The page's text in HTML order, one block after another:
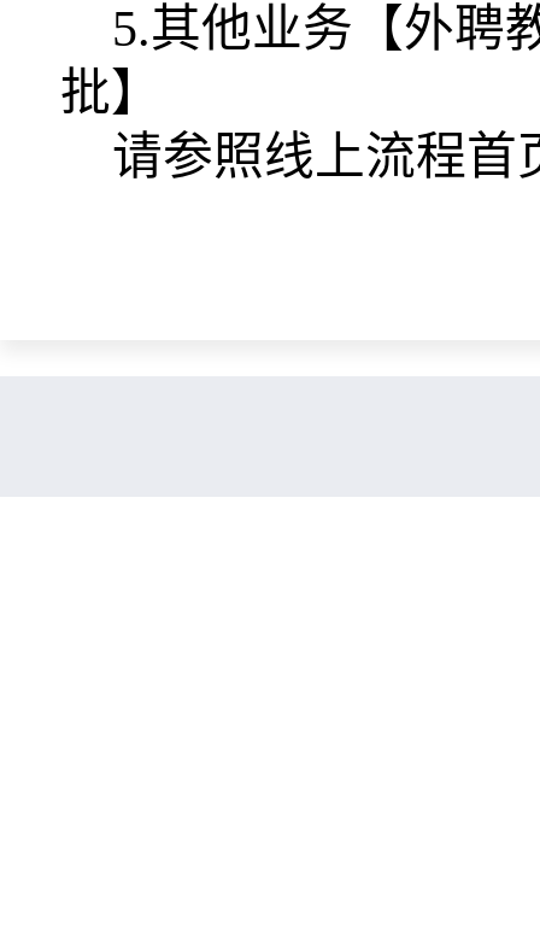
5.其他业务【外聘
批】
请参照线上流程首